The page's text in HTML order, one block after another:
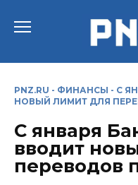
PNZ.RU - ФИНАНСЫ - С
НОВЫЙ ЛИМИТ ДЛЯ
С января
вводит
переводов